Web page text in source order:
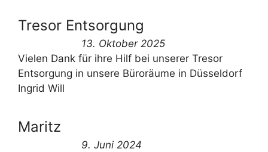
Tresor Entsorgung
13. Oktober 2025
Vielen Dank für ihre Hilf bei unserer Tresor
Entsorgung in unsere Büroräume in Düsseldorf
Ingrid Will
Maritz
9. Juni 2024